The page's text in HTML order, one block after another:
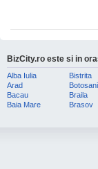
BizCity.ro este si in
Alba Iulia
Arad
Bacau
Baia Mare
Bistrita
Botosani
Braila
Brasov